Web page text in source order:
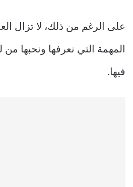
على الرغم من ذلك، لا تزال
المهمة التي نعرفها ونحبها
فيها.